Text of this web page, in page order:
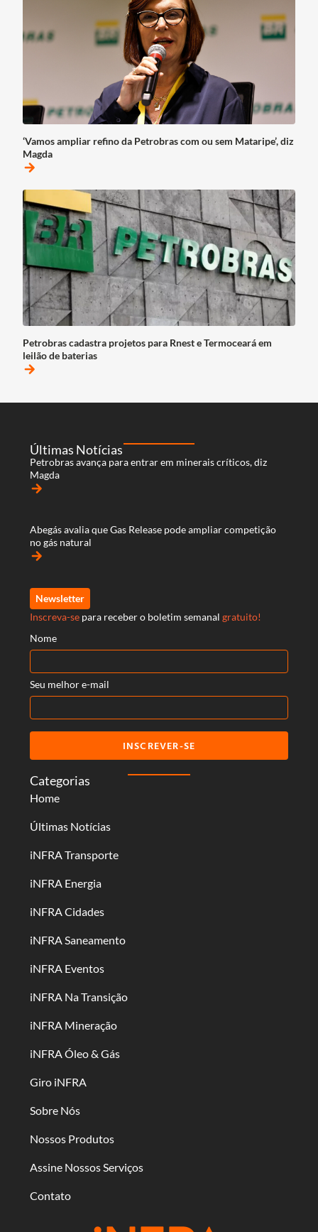
‘Vamos ampliar refino da Petrobras com ou sem Mataripe’, diz
Magda
arrow_forward
Petrobras cadastra projetos para Rnest e Termoceará em
leilão de baterias
arrow_forward
Categorias
Home
Últimas Notícias
iNFRA Transporte
iNFRA Energia
iNFRA Cidades
iNFRA Saneamento
iNFRA Eventos
iNFRA Na Transição
iNFRA Mineração
iNFRA Óleo & Gás
Giro iNFRA
Sobre Nós
Nossos Produtos
Assine Nossos Serviços
Contato
Últimas Notícias
Petrobras avança para entrar em minerais críticos, diz
Magda
arrow_forward
Abegás avalia que Gas Release pode ampliar competição
no gás natural
arrow_forward
Newsletter
Inscreva-se para receber o boletim semanal gratuito!
Nome
Seu melhor e-mail
INSCREVER-SE